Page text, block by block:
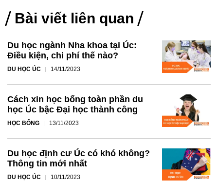
Bài viết liên quan
Du học ngành Nha khoa tại Úc:
Điều kiện, chi phí thế nào?
DU HỌC ÚC 14/11/2023
Cách xin học bổng toàn phần du
học Úc bậc Đại học thành công
HỌC BỔNG 13/11/2023
Du học định cư Úc có khó không?
Thông tin mới nhất
DU HỌC ÚC 10/11/2023